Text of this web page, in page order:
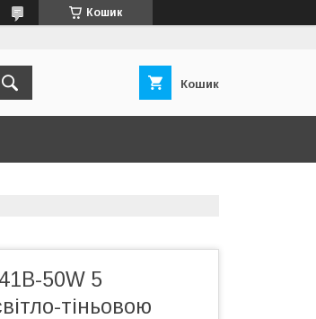
Кошик
Кошик
50W 5
тіньовою